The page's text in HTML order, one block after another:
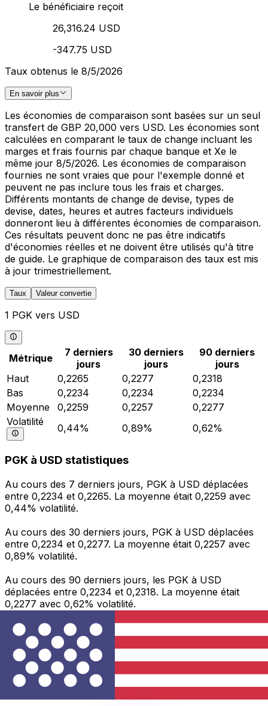
Le bénéficiaire reçoit
26,316.24 USD
-347.75 USD
Taux obtenus le 8/5/2026
En savoir plus
Les économies de comparaison sont basées sur un seul
transfert de GBP 20,000 vers USD. Les économies sont
calculées en comparant le taux de change incluant les
marges et frais fournis par chaque banque et Xe le
même jour 8/5/2026. Les économies de comparaison
fournies ne sont vraies que pour l'exemple donné et
peuvent ne pas inclure tous les frais et charges.
Différents montants de change de devise, types de
devise, dates, heures et autres facteurs individuels
donneront lieu à différentes économies de comparaison.
Ces résultats peuvent donc ne pas être indicatifs
d'économies réelles et ne doivent être utilisés qu'à titre
de guide. Le graphique de comparaison des taux est mis
à jour trimestriellement.
Taux Valeur convertie
1 PGK vers USD
Métrique
7 derniers
jours
30 derniers
jours
90 derniers
jours
Haut
0,2265 0,2277
0,2318
Bas
0,2234 0,2234
0,2234
Moyenne
0,2259 0,2257
0,2277
Volatilité
0,44% 0,89% 0,62%
PGK à USD statistiques
Au cours des 7 derniers jours, PGK à USD déplacées
entre 0,2234 et 0,2265. La moyenne était 0,2259 avec
0,44% volatilité.
Au cours des 30 derniers jours, PGK à USD déplacées
entre 0,2234 et 0,2277. La moyenne était 0,2257 avec
0,89% volatilité.
Au cours des 90 derniers jours, les PGK à USD
déplacées entre 0,2234 et 0,2318. La moyenne était
0,2277 avec 0,62% volatilité.
Envoyer de l’argent
Gérez votre argent et vos devises lorsque vous
êtes en déplacement
L'application Xe réunit toutes les fonctionnalités
nécessaires pour vos transferts d'argent internationaux